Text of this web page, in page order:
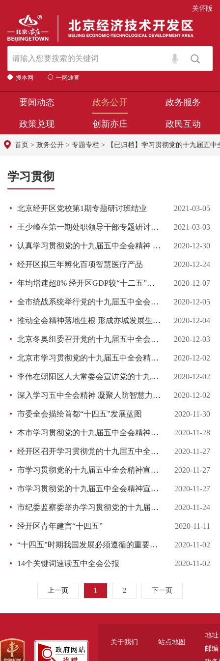
关怀版
搜本网 一网通查
要闻动态 政务公开 政务服务
政策兑现 创新亦庄 政民互动
首页 > 政务公开 > 专题专栏 > 【已归档】学习贯彻党的十九届五中
学习贯彻
北京经开区党校第1期专题研讨班结业 2021-03-05
王少峰在第一期处职领导干部专题研讨班上作开班动员和专题辅导时强调 努力当好服务首都发展的尖兵 2021-03-03
认真学习贯彻党的十九届五中全会精神 汇聚首都科技创新的磅礴力量 2020-12-30
经开区拟三年孵化百项智慧医疗产品 2020-12-24
年均增速超8% 经开区GDP较“十二五”增加近一倍 2020-12-07
全市统战系统举行党的十九届五中全会精神宣讲报告会 2020-12-05
推动全会精神落地生根 形成亦城发展生动实践 2020-12-04
北京冬奥组委召开党的十九届五中全会精神宣讲报告会 2020-12-03
北京市学习贯彻党的十九届五中全会精神宣讲团走进经开区 2020-12-02
李伟在朝阳区人大常委会宣讲党的十九届五中全会精神 2020-12-02
深入学习五中全会精神 凝聚人防智慧力量——市人防系统召开学习贯彻党的十九届五中全会精神报告会 2020-12-02
市委全会描绘首都“十四五”发展蓝图 2020-11-30
本市学习贯彻党的十九届五中全会精神宣讲团举办多场报告 全面领会思想精髓 践行全会精神 2020-11-28
经开区召开学习贯彻党的十九届五中全会精神宣讲团动员会 2020-11-27
市学习贯彻党的十九届五中全会精神宣讲团举办多场报告会 让全会精神入脑入心并转化为自觉行动 2020-11-27
市学习贯彻党的十九届五中全会精神宣讲团在市直机关和延庆区宣讲 2020-11-27
市纪委监察委举办学习贯彻党的十九届五中全会精神专题党课 2020-11-24
经开区青年建言“十四五” 2020-11-11
“十四五”时期我国发展必须遵循的重要原则 2020-11-02
14个关键词速读五中全会公报 2020-11-02
上一页 1 2 下一页
关于我们 站点地图
地址
邮编